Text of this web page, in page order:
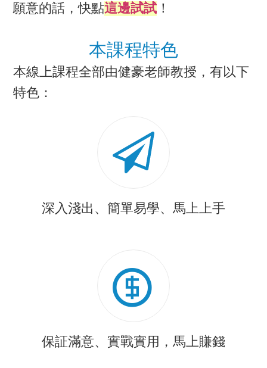
願意的話，快點這邊試試 ！
​本課程特色​
本線上課程全部由健豪老師教授，有以下
特色：
深入淺出、簡單易學、馬上上手
保証滿意、實戰實用，馬上賺錢